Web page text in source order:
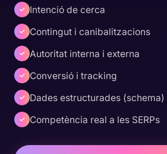
✓ Intenció de cerca
✓ Contingut i canibalitzacions
✓ Autoritat interna i externa
✓ Conversió i tracking
✓ Dades estructurades (schema)
✓ Competència real a les SERPs